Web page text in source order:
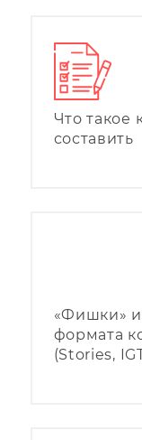
Что такое
составить
«Фишки» и
формата
(Stories,